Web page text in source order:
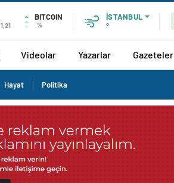
1,21
BITCOIN
%
İSTANBUL
°
Videolar Yazarlar Gazeteler
Hayat Politika